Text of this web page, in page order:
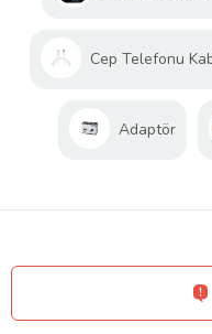
Cep Telefonu
Adaptör